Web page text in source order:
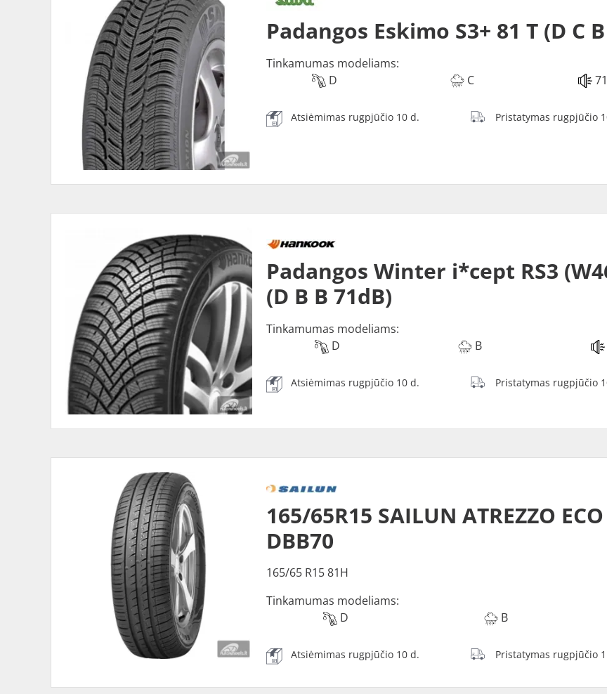
Padangos Eskimo S3+ 81 T (D C
Tinkamumas modeliams:
D
C
Atsiėmimas rugpjūčio 10 d. Pristatymas rugpjūčio
Padangos Winter i*cept RS3
(D B B 71dB)
Tinkamumas modeliams:
D
B
Atsiėmimas rugpjūčio 10 d. Pristatymas rugpjūčio
165/65R15 SAILUN ATREZZO
DBB70
165/65 R15 81H
Tinkamumas modeliams:
D
B
Atsiėmimas rugpjūčio 10 d. Pristatymas rugpjūčio